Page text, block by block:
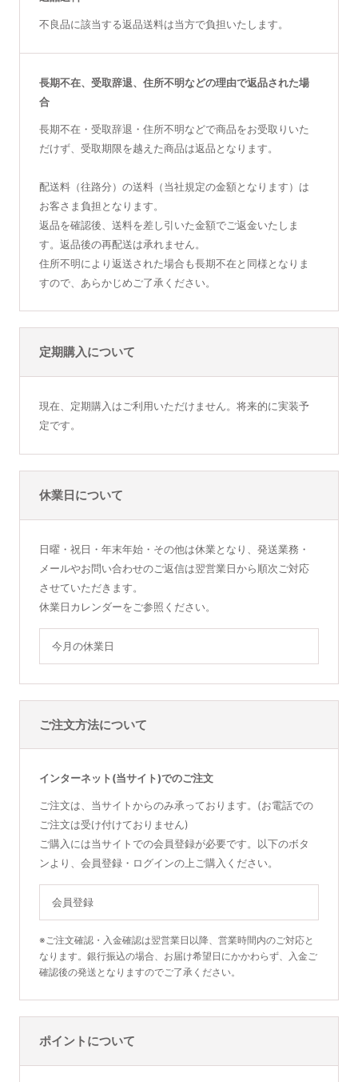
不良品に該当する返品送料は当方で負担いたします。
長期不在、受取辞退、住所不明などの理由で返品された場
合
長期不在・受取辞退・住所不明などで商品をお受取りいた
だけず、受取期限を越えた商品は返品となります。
配送料（往路分）の送料（当社規定の金額となります）は
お客さま負担となります。
返品を確認後、送料を差し引いた金額でご返金いたしま
す。返品後の再配送は承れません。
住所不明により返送された場合も長期不在と同様となりま
すので、あらかじめご了承ください。
定期購入について
現在、定期購入はご利用いただけません。将来的に実装予
定です。
休業日について
日曜・祝日・年末年始・その他は休業となり、発送業務・
メールやお問い合わせのご返信は翌営業日から順次ご対応
させていただきます。
休業日カレンダーをご参照ください。
今月の休業日
ご注文方法について
インターネット(当サイト)でのご注文
ご注文は、当サイトからのみ承っております。(お電話での
ご注文は受け付けておりません)
ご購入には当サイトでの会員登録が必要です。以下のボタ
ンより、会員登録・ログインの上ご購入ください。
会員登録
※ご注文確認・入金確認は翌営業日以降、営業時間内のご対応と
なります。銀行振込の場合、お届け希望日にかかわらず、入金ご
確認後の発送となりますのでご了承ください。
ポイントについて